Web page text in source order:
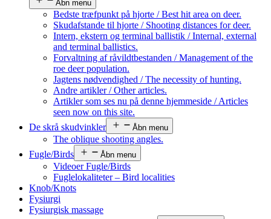
Åbn menu
Bedste træfpunkt på hjorte / Best hit area on deer.
Skudafstande til hjorte / Shooting distances for deer.
Intern, ekstern og terminal ballistik / Internal, external
and terminal ballistics.
Forvaltning af råvildtbestanden / Management of the
roe deer population.
Jagtens nødvendighed / The necessity of hunting.
Andre artikler / Other articles.
Artikler som ses nu på denne hjemmeside / Articles
seen now on this site.
De skrå skudvinkler
Åbn menu
The oblique shooting angles.
Fugle/Birds
Åbn menu
Videoer Fugle/Birds
Fuglelokaliteter – Bird localities
Knob/Knots
Fysiurgi
Fysiurgisk massage